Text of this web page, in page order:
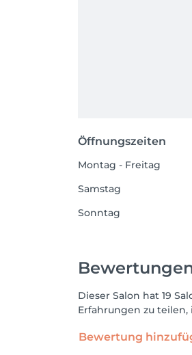
Öffnungszeiten
Montag - Freitag
Samstag
Sonntag
Dieser Salon hat 19
Erfahrungen zu
Bewertung